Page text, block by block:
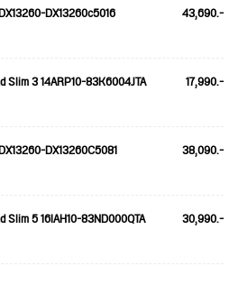
DX13260c5016 43,690.-
Slim 3 14ARP10-83K6004JTA 17,990.-
DX13260C5081 38,090.-
Slim 5 16IAH10-83ND000QTA 30,990.-